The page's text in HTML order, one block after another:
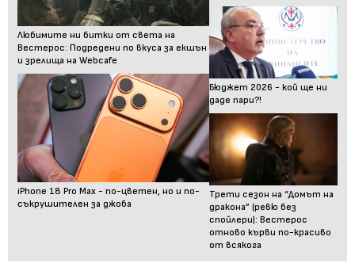
Любимите ни битки от света на
Вестерос: Подредени по вкуса за екшън
и зрелища на Webcafe
iPhone 18 Pro Max - по-цветен, но и по-
съкрушителен за джоба
Бюджет 2026 - кой ще ни
даде пари?!
Трети сезон на “Домът на
дракона” (ревю без
спойлери): Вестерос
отново кърви по-красиво
от всякога